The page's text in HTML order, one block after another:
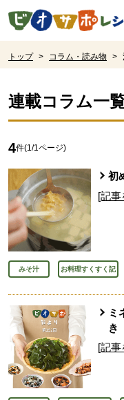
ページの先頭です。
トップ > コラム・読み物 >
連載コラム一
4件(1 /1 ページ)
初
[記事
みそ汁 お料理すくすく記
ミ
き
[記事